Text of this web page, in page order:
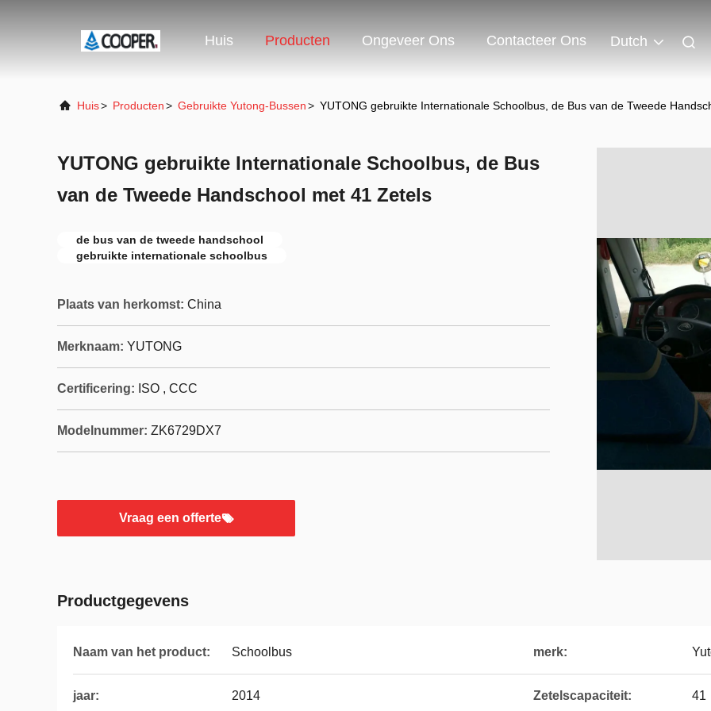
Huis Producten Ongeveer Ons Contacteer Ons Dutch
Huis> Producten> Gebruikte Yutong-Bussen> YUTONG gebruikte Internationale Schoolbus, de Bus van de Tweede
YUTONG gebruikte Internationale Schoolbus, de Bus
van de Tweede Handschool met 41 Zetels
de bus van de tweede handschool
gebruikte internationale schoolbus
Plaats van herkomst: China
Merknaam: YUTONG
Certificering: ISO , CCC
Modelnummer: ZK6729DX7
Vraag een offerte
Productgegevens
Naam van het product: Schoolbus merk:
jaar: 2014 Zetelscapaciteit: 41